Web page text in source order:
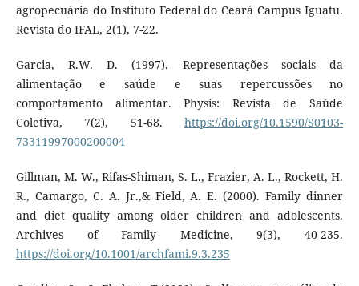
agropecuária do Instituto Federal do Ceará Campus Iguatu.
Revista do IFAL, 2(1), 7-22.
Garcia, R.W. D. (1997). Representações sociais da
alimentação e saúde e suas repercussões no
comportamento alimentar. Physis: Revista de Saúde
Coletiva, 7(2), 51-68.https://doi.org/10.1590/S0103-
73311997000200004
Gillman, M. W., Rifas-Shiman, S. L., Frazier, A. L., Rockett, H.
R., Camargo, C. A. Jr.,& Field, A. E. (2000). Family dinner
and diet quality among older children and adolescents.
Archives of Family Medicine, 9(3), 40-235.
https://doi.org/10.1001/archfami.9.3.235